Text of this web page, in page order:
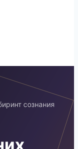
сознания